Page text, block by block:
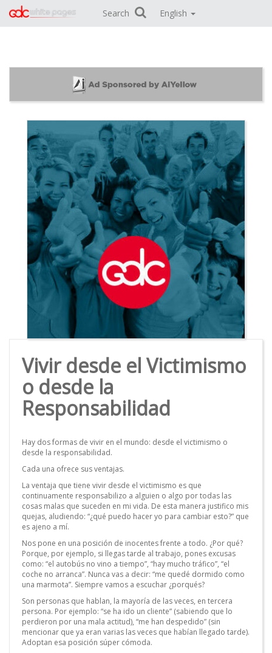
Search English
Vivir desde el Victimismo
o desde la
Responsabilidad
Hay dos formas de vivir en el mundo: desde el victimismo o
desde la responsabilidad.
Cada una ofrece sus ventajas.
La ventaja que tiene vivir desde el victimismo es que
continuamente responsabilizo a alguien o algo por todas las
cosas malas que suceden en mi vida. De esta manera justifico mis
quejas, aludiendo: “¿qué puedo hacer yo para cambiar esto?” que
es ajeno a mí.
Nos pone en una posición de inocentes frente a todo. ¿Por qué?
Porque, por ejemplo, si llegas tarde al trabajo, pones excusas
como: “el autobús no vino a tiempo”, “hay mucho tráfico”, “el
coche no arranca”. Nunca vas a decir: “me quedé dormido como
una marmota”. Siempre vamos a escuchar ¿porqués?
Son personas que hablan, la mayoría de las veces, en tercera
persona. Por ejemplo: “se ha ido un cliente” (sabiendo que lo
perdieron por una mala actitud), “me han despedido” (sin
mencionar que ya eran varias las veces que habían llegado tarde).
Adoptan esa posición súper cómoda.